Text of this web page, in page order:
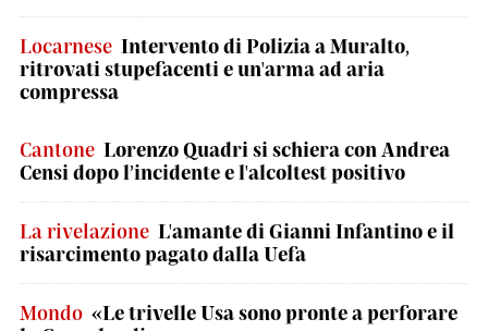
Locarnese Intervento di Polizia a Muralto,
ritrovati stupefacenti e un'arma ad aria
compressa
Cantone Lorenzo Quadri si schiera con Andrea
Censi dopo l’incidente e l'alcoltest positivo
La rivelazione L'amante di Gianni Infantino e il
risarcimento pagato dalla Uefa
Mondo «Le trivelle Usa sono pronte a perforare